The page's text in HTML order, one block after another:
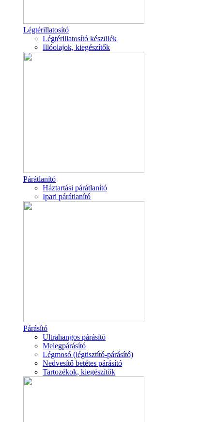
Légtérillatosító
Légtérillatosító készülék
Illóolajok, kiegészítők
Párátlanító
Háztartási párátlanító
Ipari párátlanító
Párásító
Ultrahangos párásító
Melegpárásító
Légmosó (légtisztító-párásító)
Nedvesítő betétes párásító
Tartozékok, kiegészítők